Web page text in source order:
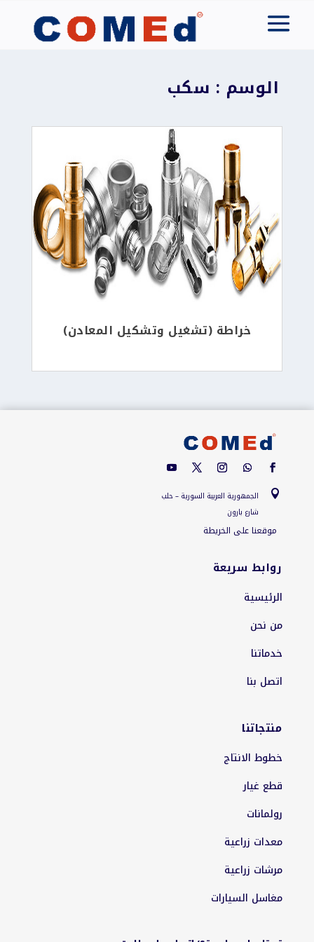
الوسم : سكب
خراطة (تشغيل وتشكيل المعادن)

الجمهورية العربية السورية – حلب
شارع بارون
موقعنا على الخريطة
روابط سريعة
الرئيسية
من نحن
خدماتنا
اتصل بنا
منتجاتنا
خطوط الانتاج
قطع غيار
رولمانات
معدات زراعية
مرشات زراعية
مغاسل السيارات